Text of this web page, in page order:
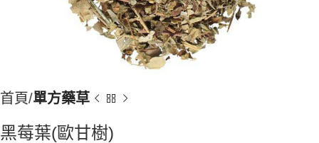
首頁 單方藥草
黑莓葉(歐甘樹)